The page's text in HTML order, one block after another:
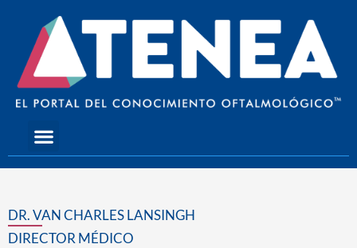
content
Menu
DR. VAN CHARLES LANSINGH
DIRECTOR MÉDICO